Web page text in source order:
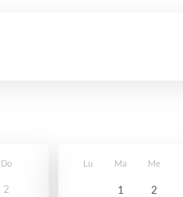
Do
2
Lu Ma Me
1 2